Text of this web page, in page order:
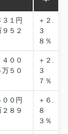
１円
５２
＋２.
３
８％
００
５０
＋２.
３
７％
０円
８９
＋６.
８
３％